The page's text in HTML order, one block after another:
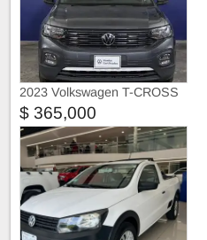
2023 Volkswagen T-CROSS
Trendline
$ 365,000